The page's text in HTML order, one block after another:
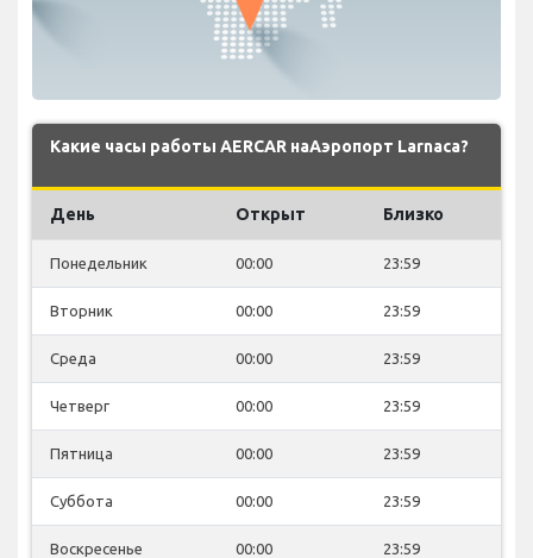
Какие часы работы AERCAR наАэропорт Larnaca?
День Открыт Близко
Понедельник 00:00 23:59
Вторник 00:00 23:59
Среда 00:00 23:59
Четверг 00:00 23:59
Пятница 00:00 23:59
Суббота 00:00 23:59
Воскресенье 00:00 23:59